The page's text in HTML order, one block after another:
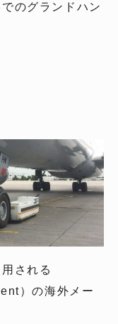
のグランドハン
される
）の海外メー